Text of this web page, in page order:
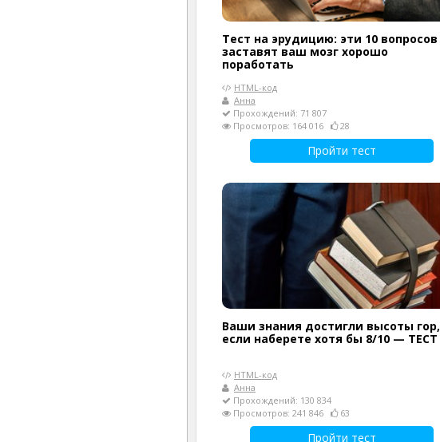
Тест на эрудицию: эти 10 вопросов
заставят ваш мозг хорошо
поработать
HTML-код
Анна
Прохождений: 71 807
Просмотров: 164 016
28
Пройти тест
Ваши знания достигли высоты гор,
если наберете хотя бы 8/10 — ТЕСТ
HTML-код
Анна
Прохождений: 130 834
Просмотров: 241 846
63
Пройти тест